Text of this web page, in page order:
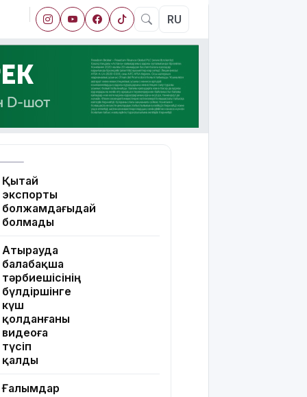
RU
Қытай
экспорты
болжамдағыдай
болмады
Атырауда
балабақша
тәрбиешісінің
бүлдіршінге
күш
қолданғаны
видеоға
түсіп
қалды
Ғалымдар